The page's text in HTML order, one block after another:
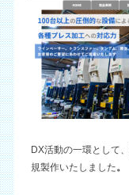
DX活動の一環として
規製作いたしました。